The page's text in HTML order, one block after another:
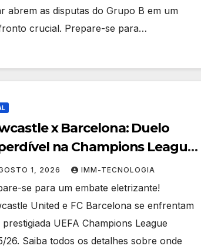
abrem as disputas do Grupo B em um
crucial. Prepare-se para…
x Barcelona: Duelo
na Champions League
26 – Onde Assistir, Horário e
Escalações
1, 2026 IMM-TECNOLOGIA
se para um embate eletrizante!
United e FC Barcelona se enfrentam
prestigiada UEFA Champions League
26. Saiba todos os detalhes sobre onde